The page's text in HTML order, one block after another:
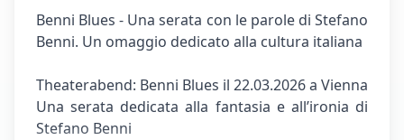
Benni Blues - Una serata con le parole di Stefano
Benni. Un omaggio dedicato alla cultura italiana
Theaterabend: Benni Blues il 22.03.2026 a Vienna
Una serata dedicata alla fantasia e all’ironia di
Stefano Benni